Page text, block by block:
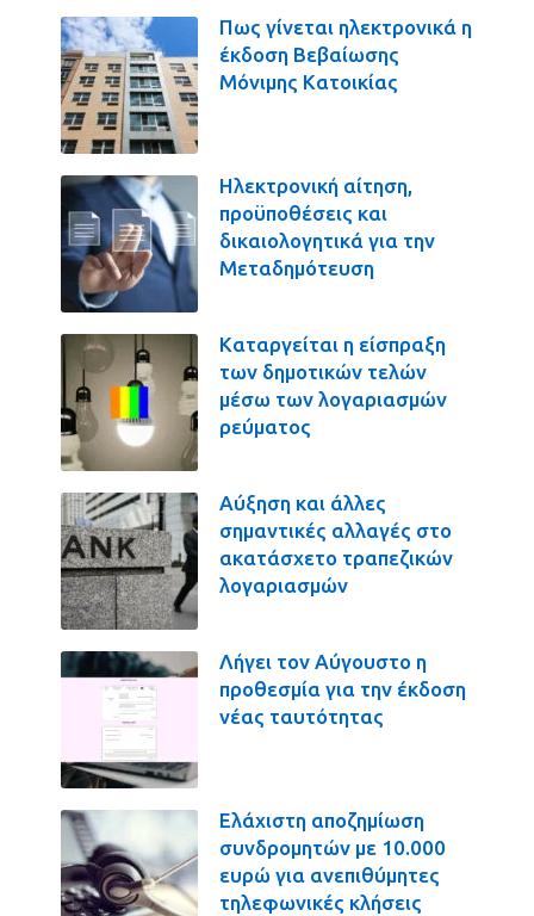
Πως γίνεται ηλεκτρονικά η
έκδοση Βεβαίωσης
Μόνιμης Κατοικίας
Ηλεκτρονική αίτηση,
προϋποθέσεις και
δικαιολογητικά για την
Μεταδημότευση
Καταργείται η είσπραξη
των δημοτικών τελών
μέσω των λογαριασμών
ρεύματος
Αύξηση και άλλες
σημαντικές αλλαγές στο
ακατάσχετο τραπεζικών
λογαριασμών
Λήγει τον Αύγουστο η
προθεσμία για την έκδοση
νέας ταυτότητας
Ελάχιστη αποζημίωση
συνδρομητών με 10.000
ευρώ για ανεπιθύμητες
τηλεφωνικές κλήσεις